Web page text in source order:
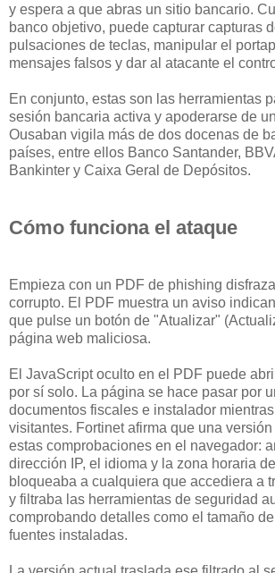
y espera a que abras un sitio bancario.
banco objetivo, puede capturar capturas
pulsaciones de teclas, manipular el
mensajes falsos y dar al atacante el
En conjunto, estas son las herramientas
sesión bancaria activa y apoderarse de
Ousaban vigila más de dos docenas de
países, entre ellos Banco Santander,
Bankinter y Caixa Geral de Depósitos.
Cómo funciona el ataque
Empieza con un PDF de phishing
corrupto. El PDF muestra un aviso
que pulse un botón de "Atualizar"
página web maliciosa.
El JavaScript oculto en el PDF puede
por sí solo. La página se hace pasar por
documentos fiscales e instalador
visitantes. Fortinet afirma que una
estas comprobaciones en el navegador:
dirección IP, el idioma y la zona horaria
bloqueaba a cualquiera que accediera a
y filtraba las herramientas de seguridad
comprobando detalles como el tamaño
fuentes instaladas.